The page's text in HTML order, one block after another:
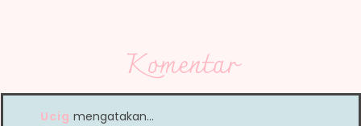
Komentar
Ucig mengatakan…